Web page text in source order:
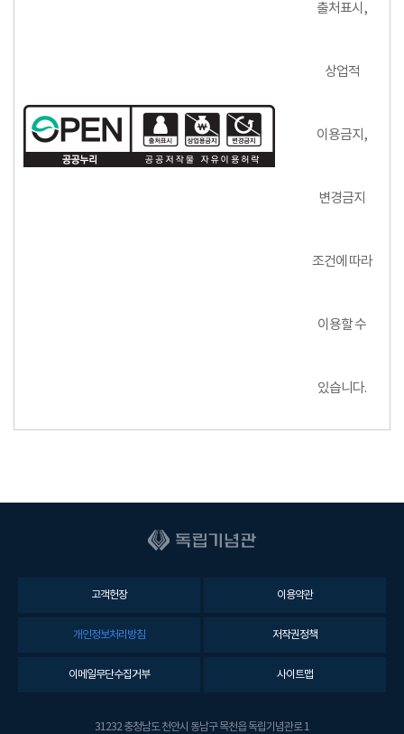
출처표시,
상업적
이용금지,
변경금지
조건에 따라
이용할 수
있습니다.
고객헌장 이용약관
개인정보처리방침 저작권정책
이메일무단수집거부 사이트맵
31232 충청남도 천안시 동남구 목천읍 독립기념관로 1